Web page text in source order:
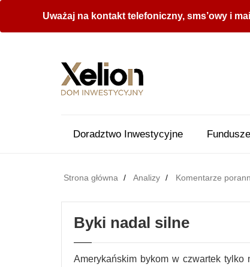
Uważaj na kontakt telefoniczny, sms’owy i
Doradztwo Inwestycyjne
Strona główna Analizy Komentarze
Byki nadal silne
Amerykańskim bykom w czwartek